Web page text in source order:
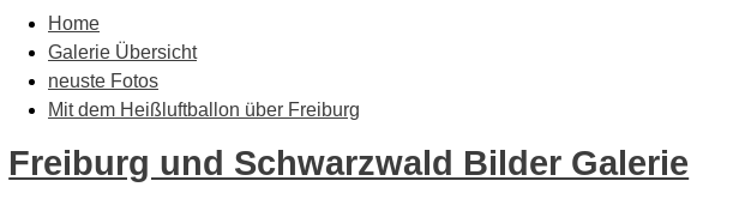
Home
Galerie Übersicht
neuste Fotos
Mit dem Heißluftballon über Freiburg
Freiburg und Schwarzwald Bilder Galerie